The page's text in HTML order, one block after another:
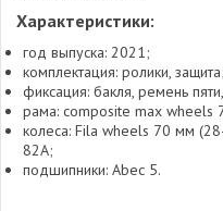
Характеристики:
год выпуска: 2021;
комплектация: ролики, защита;
фиксация: бакля, ремень
рама: composite max wheels
колеса: Fila wheels 70 мм
82А;
подшипники: Abec 5.